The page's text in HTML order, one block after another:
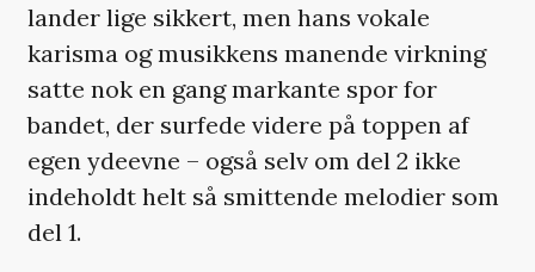
lander lige sikkert, men hans vokale
karisma og musikkens manende virkning
satte nok en gang markante spor for
bandet, der surfede videre på toppen af
egen ydeevne – også selv om del 2 ikke
indeholdt helt så smittende melodier som
del 1.